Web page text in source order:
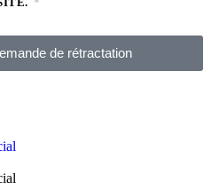
de rétractation